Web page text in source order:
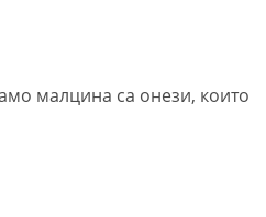
малцина са онези, които